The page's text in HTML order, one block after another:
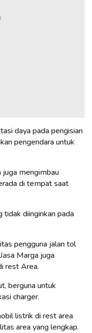
daya pada pengisian
pengendara untuk
juga mengimbau
di tempat saat
tidak diinginkan pada
pengguna jalan tol
Marga juga
rest Area.
berguna untuk
charger.
listrik di rest area
area yang lengkap.